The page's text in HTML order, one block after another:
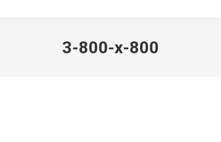
3-800-x-800